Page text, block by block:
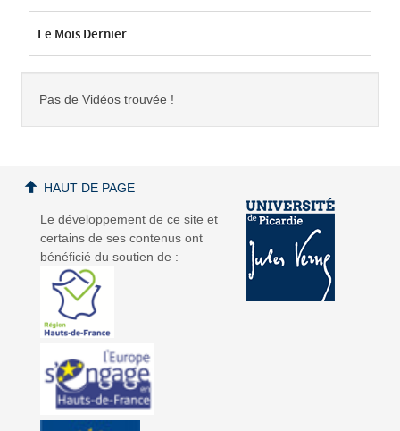
Le Mois Dernier
Pas de Vidéos trouvée !
Le développement de ce site et
certains de ses contenus ont
bénéficié du soutien de :
HAUT DE PAGE